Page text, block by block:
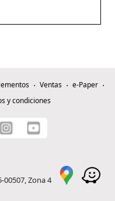
Ventas
e-Paper
y condiciones
00507, Zona 4